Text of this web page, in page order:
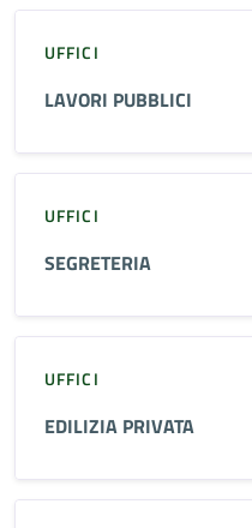
UFFICI
LAVORI PUBBLICI
UFFICI
SEGRETERIA
UFFICI
EDILIZIA PRIVATA